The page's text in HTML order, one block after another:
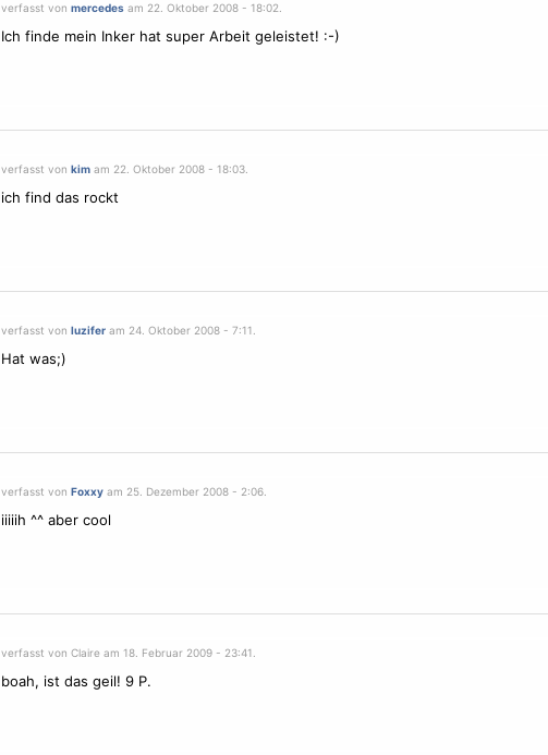
verfasst von mercedesam 22. Oktober 2008 - 18:02.
Ich finde mein Inker hat super Arbeit geleistet! :-)
verfasst von kimam 22. Oktober 2008 - 18:03.
ich find das rockt
verfasst von luziferam 24. Oktober 2008 - 7:11.
Hat was;)
verfasst von Foxxyam 25. Dezember 2008 - 2:06.
iiiiih ^^ aber cool
verfasst von Claire am 18. Februar 2009 - 23:41.
boah, ist das geil! 9 P.